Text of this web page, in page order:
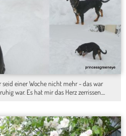
einer Woche nicht mehr - das war
war. Es hat mir das Herz zerrissen....